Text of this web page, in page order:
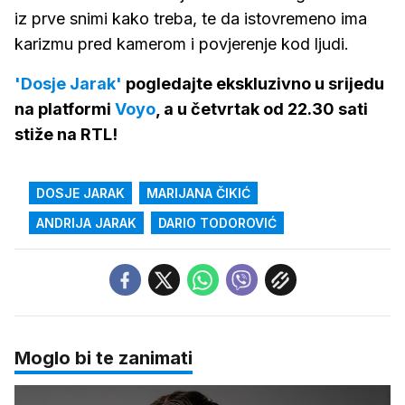
iz prve snimi kako treba, te da istovremeno ima
karizmu pred kamerom i povjerenje kod ljudi.
'Dosje Jarak' pogledajte ekskluzivno u srijedu
na platformi Voyo , a u četvrtak od 22.30 sati
stiže na RTL!
DOSJE JARAK
MARIJANA ČIKIĆ
ANDRIJA JARAK
DARIO TODOROVIĆ
Moglo bi te zanimati